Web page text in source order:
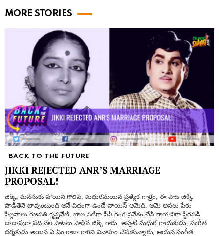
MORE STORIES
BACK TO THE FUTURE
JIKKI REJECTED ANR’S MARRIAGE
PROPOSAL!
జిక్కి, మనసుకు హాయిని గొలిపే, మధురమయిన ప్రత్యేక గాత్రం, ఈ పాట జిక్కి
పాడితెనె బావుంటుంది అనే విధంగా ఉండే వాయిస్ ఆమెది. ఆమె అసలు పేరు
పిల్లవాలు గజపతి కృష్ణవేణి, బాల నటిగా సినీ రంగ ప్రవేశం చేసి గాయనిగా స్థిరపడి
దాదాపుగా పది వేల పాటలు పాడిన జిక్కి గారు. అప్పటి మధుర గాయకుడు, సంగీత
దర్శకుడు అయిన ఏ.ఏం.రాజా గారిని వివాహం చేసుకున్నారు, ఆయన సంగీత